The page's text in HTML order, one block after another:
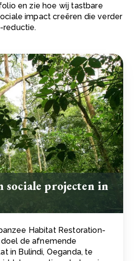
en zie hoe wij tastbare
impact creëren die verder
reductie.
sociale projecten in
Habitat Restoration-
de afnemende
in Bulindi, Oeganda, te